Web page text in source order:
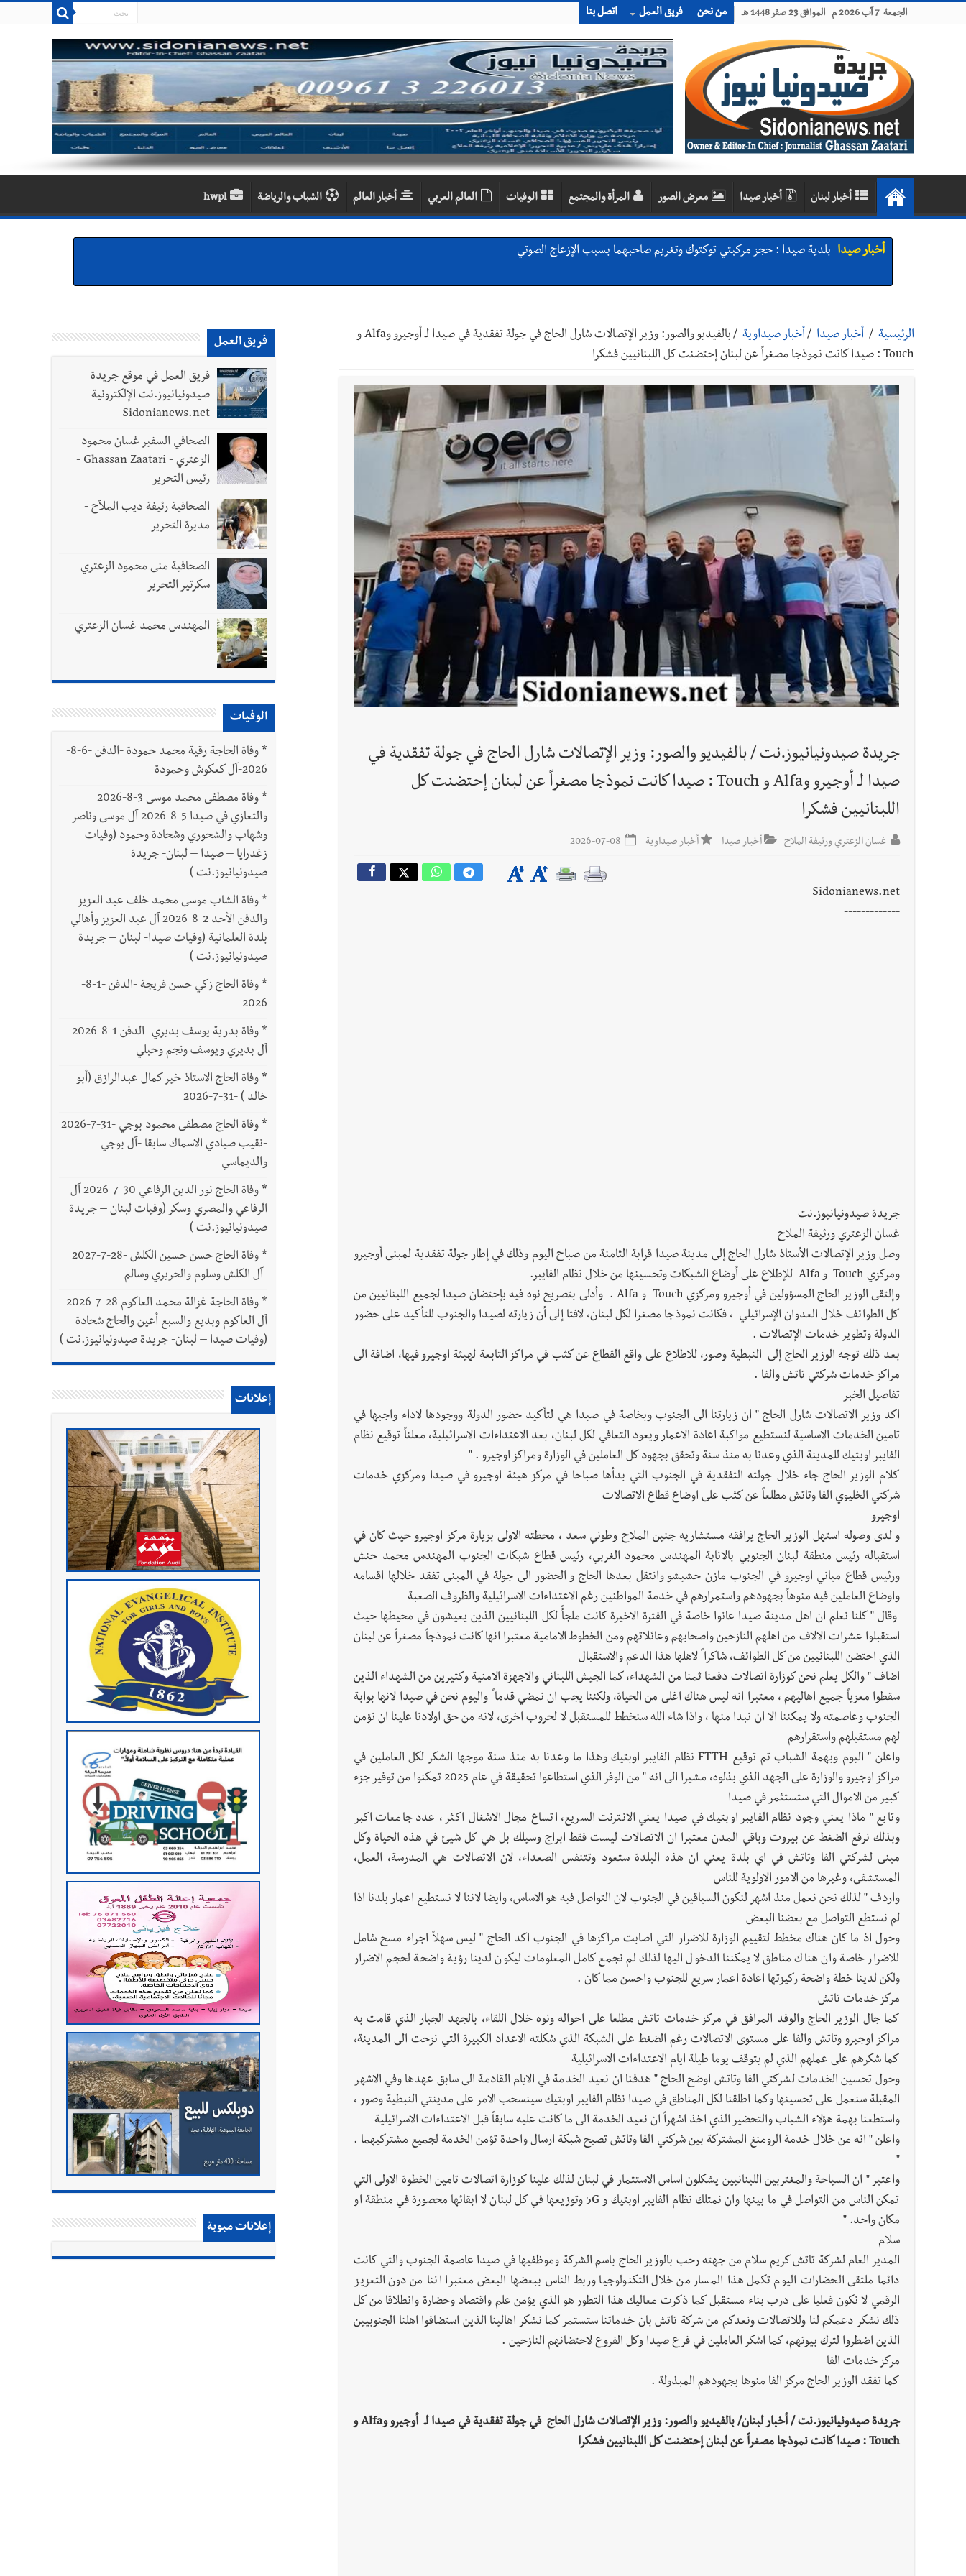
الجمعة 7 آب 2026 م الموافق 23 صفر 1448 هـ من نحن فريق العمل اتصل بنا
أخبار لبنان أخبار صيدا معرض الصور المرأة والمجتمع الوفيات العالم العربي أخبار العالم الشباب والرياضة hwpl
أخبار صيدا We are hiring in Saida - Apply now before 14 august ...مطلوب موظفة للعمل في الأكاديمية الدولية لبناء القدرات -صيدا
أخبار صيدا بالصور : بلدية صيدا تستقبل السيد محمد زيدان: استعراض شامل لمشاريع وتأكيدٌ على حماية القيمة التراثية للمدينة القديمة
أخبار صيدا عمر مرجان يطلق أكاديمية نادي الحرية لكرة القدم
قائد الجيش اللبناني العماد رودولف هيكل استقبل النائب أكرم شهيب الذي شدد على ضرورة التفاف جميع اللبنانيين حول الجيش في هذه المرحلة الدقيقة
مؤسسة مياه لبنان الجنوبي : جيش العدوالاسرائيلي يستهدف فرق المؤسسة أثناء عملهم في عيتا الجبل
أخبار لبنان بهية الحريري تقدم بإسم الرئيس سعد الحريري التعازي بوفاة الراحل ميشال معلولي
أخبار لبنان الجيش اللبناني : إصابة أحد العسكريين بجروح طفيفة نتيجة استهداف إسرائيلي معادٍ لجرافة للجيش في بلدة المنصوري - صور
أخبار لبنان مسيّرة أسرائيلية القت قنبلة صوتية باتجاه جرافة للجيش اللبناني خلال عملها في المنصوري ومعلومات أولية عن اصابة أحد العسكريين
العالم العربي
رجل الاعمال الاماراتي خلف الحبتور : 112 شهيداً شُيّعوا في ‫غزة‬ بعد أن بقوا تحت الأنقاض منذ عام 2023: أيُعقل أن يبقى الشعب الفلسطيني يعيش كل هذا الألم؟ وإلى متى
تستمر هذه المعاناة التي تمزق القلوب والضمائر؟
الرئيسية / أخبار صيدا / أخبار صيداوية /
بالفيديو والصور: وزير الإتصالات شارل الحاج في جولة تفقدية في صيدا لـ أوجيرو وAlfa و
Touch : صيدا كانت نموذجا مصغراً عن لبنان إحتضنت كل اللبنانيين فشكرا
جريدة صيدونيانيوز.نت / بالفيديو والصور: وزير الإتصالات شارل الحاج في جولة تفقدية في
صيدا لـ أوجيرو وAlfa و Touch : صيدا كانت نموذجا مصغراً عن لبنان إحتضنت كل
اللبنانيين فشكرا
غسان الزعتري ورئيفة الملاح أخبار صيدا أخبار صيداوية
Sidonianews.net
-------------
جريدة صيدونيانيوز.نت
غسان الزعتري ورئيفة الملاح
وصل وزير الإتصالات الأستاذ شارل الحاج إلى مدينة صيدا قرابة الثامنة من صباح اليوم وذلك في إطار جولة تفقدية لمبنى أوجيرو
ومركزي Touch و Alfa للإطلاع على أوضاع الشبكات وتحسينها من خلال نظام الفايبر.
وإلتقى الوزير الحاج المسؤولين في أوجيرو ومركزي Touch و Alfa . وأدلى بتصريح نوه فيه بإحتضان صيدا لجميع اللبنانيين من
كل الطوائف خلال العدوان الإسرائيلي ، فكانت نموذجا مصغرا لكل لبنان، لافتا إلى أن زيارته لصيدا والجنوب للتأكيد على حضور
الدولة وتطوير خدمات الإتصالات .
بعد ذلك توجه الوزير الحاج إلى النبطية وصور، للاطلاع على واقع القطاع عن كثب في مراكز التابعة لهيئة اوجيرو فيها، اضافة الى
مراكز خدمات شركتي تاتش والفا .
تفاصيل الخبر
اكد وزير الاتصالات شارل الحاج " ان زيارتنا الى الجنوب وبخاصة في صيدا هي لتأكيد حضور الدولة ووجودها لاداء واجبها في
تامين الخدمات الاساسية لنستطيع مواكبة اعادة الاعمار ويعود التعافي لكل لبنان، بعد الاعتداءات الاسرائيلية، معلناً توقيع نظام
الفايبر اوبتيك للمدينة الذي وعدنا به منذ سنة وتحقق بجهود كل العاملين في الوزارة ومراكز اوجيرو . "
كلام الوزير الحاج جاء خلال جولته التفقدية في الجنوب التي بدأها صباحا في مركز هيئة اوجيرو في صيدا ومركزي خدمات
شركتي الخليوي الفا وتاتش مطلعاً عن كثب على اوضاع قطاع الاتصالات
اوجيرو
و لدى وصوله استهل الوزير الحاج يرافقه مستشاريه جنين الملاح وطوني سعد ، محطته الاولى بزيارة مركز اوجيرو حيث كان في
استقباله رئيس منطقة لبنان الجنوبي بالانابة المهندس محمود الغربي، رئيس قطاع شبكات الجنوب المهندس محمد حنش
ورئيس قطاع مباني اوجيرو في الجنوب مازن حشيشو وانتقل بعدها الحاج و الحضور الى جولة في المبنى تفقد خلالها اقسامه
واوضاع العاملين فيه منوهاً بجهودهم واستمرارهم في خدمة المواطنين رغم الاعتداءات الاسرائيلية والظروف الصعبة
وقال " كلنا نعلم ان اهل مدينة صيدا عانوا خاصة في الفترة الاخيرة كانت ملجأً لكل اللبنانيين الذين يعيشون في محيطها حيث
استقبلوا عشرات الالاف من اهلهم النازحين واصحابهم وعائلاتهم ومن الخطوط الامامية معتبرا انها كانت نموذجاً مصغراً عن لبنان
الذي احتضن اللبنانيين من كل الطوائف، شاكرا ً لاهلها هذا الدعم والاستقبال
اضاف " والكل يعلم نحن كوزارة اتصالات دفعنا ثمنا من الشهداء، كما الجيش اللبناني والاجهزة الامنية وكثيرين من الشهداء الذين
سقطوا معزياً جميع اهاليهم ، معتبرا انه ليس هناك اغلى من الحياة، ولكننا يجب ان نمضي قدما ً واليوم نحن في صيدا لانها بوابة
الجنوب وعاصمته ولا يمكننا الا ان نبدا منها ، واذا شاء الله سنخطط للمستقبل لا لحروب اخرى، لانه من حق اولادنا علينا ان نؤمن
لهم مستقبلهم واستقرارهم
واعلن " اليوم وبهمة الشباب تم توقيع FTTH نظام الفايبر اوبتيك وهذا ما وعدنا به منذ سنة موجها الشكر لكل العاملين في
مراكز اوجيرو والوزارة على الجهد الذي بذلوه، مشيرا الى انه " من الوفر الذي استطاعوا تحقيقة في عام 2025 تمكنوا من توفير جزء
كبير من الاموال التي ستستثمر في صيدا
وتابع " ماذا يعني وجود نظام الفايبر اوبتيك في صيدا يعني الانترنت السريع، اتساع مجال الاشغال اكثر ، عدد جامعات اكبر
وبذلك نرفع الضغط عن بيروت وباقي المدن معتبرا ان الاتصالات ليست فقط ابراج وسيلك بل هي كل شيئ في هذه الحياة وكل
مبنى لشركتي الفا وتاتش في اي بلدة يعني ان هذه البلدة ستعود وتتنفس الصعداء، لان الاتصالات هي المدرسة، العمل،
المستشفى، وغيرها من الامور الاولوية للناس
واردف " لذلك نحن نعمل منذ اشهر لنكون السباقين في الجنوب لان التواصل فيه هو الاساس، وايضا لاننا لا نستطيع اعمار بلدنا اذا
لم نستطع التواصل مع بعضنا البعض
وحول اذ ما كان هناك مخطط لتقييم الوزارة للاضرار التي اصابت مراكزها في الجنوب اكد الحاج " ليس سهلاً اجراء مسح شامل
للاضرار خاصة وان هناك مناطق لا يمكننا الدخول اليها لذلك لم نجمع كامل المعلومات ليكون لدينا رؤية واضحة لحجم الاضرار
ولكن لدينا خطة واضحة ركيزتها اعادة اعمار سريع للجنوب واحسن مما كان .
مركز خدمات تاتش
كما جال الوزير الحاج والوفد المرافق في مركز خدمات تاتش مطلعا على احواله ونوه خلال اللقاء، بالجهد الجبار الذي قامت به
مراكز اوجيرو وتاتش والفا على مستوى الاتصالات رغم الضغط على الشبكة الذي شكلته الاعداد الكبيرة التي نزحت الى المدينة،
كما شكرهم على عملهم الذي لم يتوقف يوما طيلة ايام الاعتداءات الاسرائيلية
وحول تحسين الخدمات لشركتي الفا وتاتش اوضح الحاج " هدفنا ان نعيد الخدمة في الايام القادمة الى سابق عهدها وفي الاشهر
المقبلة سنعمل على تحسينها وكما اطلقنا لكل المناطق في صيدا نظام الفايبر اوبتيك سينسحب الامر على مدينتي النبطية وصور ،
واستطعنا بهمة هؤلاء الشباب والتحضير الذي اخذ اشهراً ان نعيد الخدمة الى ما كانت عليه سابقاً قبل الاعتداءات الاسرائيلية
واعلن " انه من خلال خدمة الرومنغ المشتركة بين شركتي الفا وتاتش تصبح شبكة ارسال واحدة تؤمن الخدمة لجميع مشتركيهما .
"
واعتبر " ان السياحة والمغتربين اللبنانيين يشكلون اساس الاستثمار في لبنان لذلك علينا كوزارة اتصالات تامين الخطوة الاولى التي
تمكن الناس من التواصل في ما بينها وان نمتلك نظام الفايبر اوبتيك و 5G وتوزيعها في كل لبنان لا ابقائها محصورة في منطقة او
مكان واحد. "
سلام
المدير العام لشركة تاتش كريم سلام من جهته رحب بالوزير الحاج باسم الشركة وموظفيها في صيدا عاصمة الجنوب والتي كانت
دائما ملتقى الحضارات اليوم تكمل هذا المسار من خلال التكنولوجيا وربط الناس ببعضها البعض معتبرا اننا من دون التعزيز
الرقمي لا نكون فعليا على درب بناء مستقبل كما ذكرت معاليك هذا التطور هو الذي يؤمن علم واقتصاد وحضارة وانطلاقا من كل
ذلك نشكر دعمكم لنا وللاتصالات ونعدكم من شركة تاتش بان خدماتنا ستستمر كما نشكر اهالينا الذين استضافوا اهلنا الجنوبيين
الذين اضطروا لترك بيوتهم، كما اشكر العاملين في فرع صيدا وكل الفروع لاحتضانهم النازحين .
مركز خدمات الفا
كما تفقد الوزير الحاج مركز الفا منوها بجهودهم المبذولة .
----------------------------
جريدة صيدونيانيوز.نت / أخبار لبنان/ بالفيديو والصور: وزير الإتصالات شارل الحاج في جولة تفقدية في صيدا لـ أوجيرو وAlfa و
Touch : صيدا كانت نموذجا مصغراً عن لبنان إحتضنت كل اللبنانيين فشكرا
فريق العمل
فريق العمل في موقع جريدة
صيدونيانيوز.نت الإلكترونية
Sidonianews.net
الصحافي السفير غسان محمود
الزعتري - Ghassan Zaatari -
رئيس التحرير
الصحافية رئيفة ديب الملاّح -
مديرة التحرير
الصحافية منى محمود الزعتري -
سكرتير التحرير
المهندس محمد غسان الزعتري
الوفيات
*
وفاة الحاجة رقية محمد حمودة -الدفن -6-8-
2026-آل كعكوش وحمودة
*
وفاة مصطفى محمد موسى 3-8-2026
والتعازي في صيدا 5-8-2026 آل موسى وناصر
وشهاب والشحوري وشحادة وحمود (وفيات
زغدرايا – صيدا – لبنان- جريدة
صيدونيانيوز.نت )
* وفاة الشاب موسى محمد خلف عبد العزيز
والدفن الأحد 2-8-2026 آل عبد العزيز وأهالي
بلدة العلمانية (وفيات صيدا- لبنان – جريدة
صيدونيانيوز.نت )
*
وفاة الحاج زكي حسن فريجة -الدفن -1-8-
2026
*
وفاة بدرية يوسف بديري -الدفن 1-8-2026 -
آل بديري ويوسف ونجم وحبلي
* وفاة الحاج الاستاذ خير كمال عبدالرازق (أبو
خالد ) -31-7-2026
*
وفاة الحاج مصطفى محمود بوجي -31-7-2026
-نقيب صيادي الاسماك سابقا -آل بوجي
والديماسي
*
وفاة الحاج نور الدين الرفاعي 30-7-2026 آل
الرفاعي والمصري وسكر (وفيات لبنان – جريدة
صيدونيانيوز.نت )
*
وفاة الحاج حسن حسين الكلش -28-7-2027
-آل الكلش وسلوم والحريري وسالم
*
وفاة الحاجة غزالة محمد العاكوم 28-7-2026
آل العاكوم وبديع والسبع أعين والحاج شحادة
(وفيات صيدا – لبنان- جريدة صيدونيانيوز.نت )
إعلانات
إعلانات مبوبة